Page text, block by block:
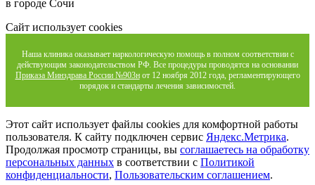
в городе Сочи
Сайт использует cookies
Наша клиника оказывает наркологическую помощь в полном соответствии с
действующим законодательством РФ. Все процедуры проводятся на основании
Приказа Минздрава России №903нот 12 ноября 2012 года, регламентирующего
порядок и стандарты лечения зависимостей.
Этот сайт использует файлы cookies для комфортной работы
пользователя. К сайту подключен сервис Яндекс.Метрика.
Продолжая просмотр страницы, вы соглашаетесь на обработку
персональных данных в соответствии с Политикой
конфиденциальности, Пользовательским соглашением.